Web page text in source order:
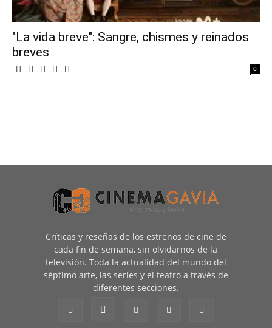
"La vida breve": Sangre, chismes y reinados
breves
0
Críticas y reseñas de los estrenos de cine de
cada fin de semana, sin olvidarnos de la
televisión. Toda la actualidad del mundo del
séptimo arte, las series y el teatro a través de
diferentes secciones.